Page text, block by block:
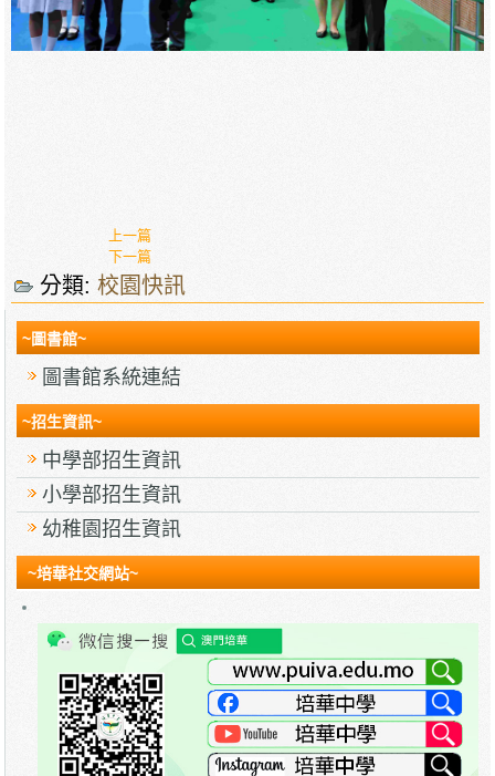
上一篇
下一篇
分類:校園快訊
~圖書館~
圖書館系統連結
~招生資訊~
中學部招生資訊
小學部招生資訊
幼稚園招生資訊
~培華社交網站~